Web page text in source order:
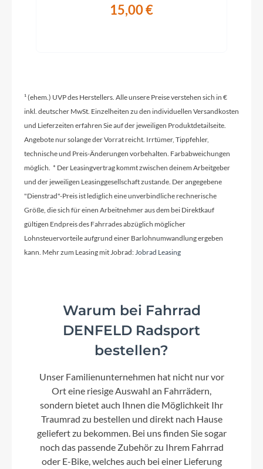
Kurbelgarnitur
Kassette
Shimano CS-HG710, 11-36
Farbe
plum grey
Vorderrad Nabe
Formula Team II CL Disc 28 H
Gewicht
10,6 kg
Umwerfer
Shimano GRX FD-RX820-F
15,00 €
¹ (ehem.) UVP des Herstellers. Alle unsere Preise verstehen sich in €
inkl. deutscher MwSt. Einzelheiten zu den individuellen Versandkosten
und Lieferzeiten erfahren Sie auf der jeweiligen Produktdetailseite.
Angebote nur solange der Vorrat reicht. Irrtümer, Tippfehler,
technische und Preis-Änderungen vorbehalten. Farbabweichungen
möglich. * Der Leasingvertrag kommt zwischen deinem Arbeitgeber
und der jeweiligen Leasinggesellschaft zustande. Der angegebene
"Dienstrad"-Preis ist lediglich eine unverbindliche rechnerische
Größe, die sich für einen Arbeitnehmer aus dem bei Direktkauf
gültigen Endpreis des Fahrrades abzüglich möglicher
Lohnsteuervorteile aufgrund einer Barlohnumwandlung ergeben
kann. Mehr zum Leasing mit Jobrad:Jobrad Leasing
Warum bei Fahrrad
DENFELD Radsport
bestellen?
Unser Familienunternehmen hat nicht nur vor
Ort eine riesige Auswahl an Fahrrädern,
sondern bietet auch Ihnen die Möglichkeit Ihr
Traumrad zu bestellen und direkt nach Hause
geliefert zu bekommen. Bei uns finden Sie sogar
noch das passende Zubehör zu Ihrem Fahrrad
oder E-Bike, welches auch bei einer Lieferung